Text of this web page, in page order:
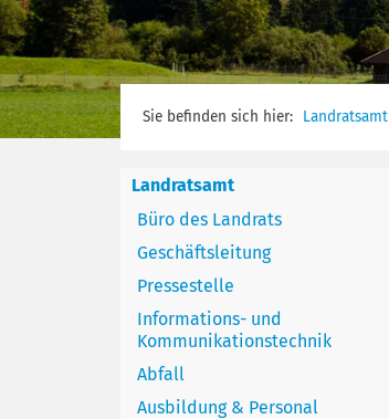
Sie befinden sich hier: Landratsamt
Landratsamt
Büro des Landrats
Geschäftsleitung
Pressestelle
Informations- und
Kommunikationstechnik
Abfall
Ausbildung & Personal